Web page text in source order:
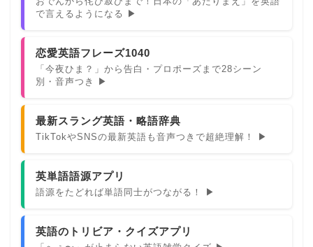
で言えるようになる ▶
恋愛英語フレーズ1040
「今夜ひま？」から告白・プロポーズまで28シーン
別・音声つき ▶
最新スラング英語・略語辞典
TikTokやSNSの最新英語も音声つきで超絶理解！ ▶
英単語語源アプリ
語源をたどれば単語同士がつながる！ ▶
英語のトリビア・クイズアプリ